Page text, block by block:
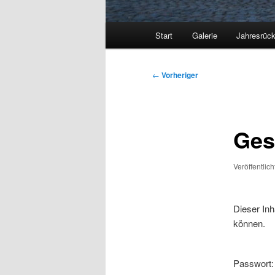
Start Galerie
Beitragsnavigation
← Vorheriger
Dieser
können.
Passwort: